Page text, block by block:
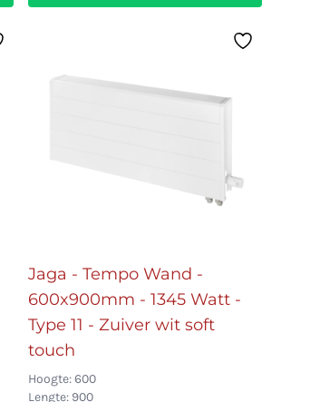
Jaga - Tempo Wand -
600x900mm - 1345 Watt -
Type 11 - Zuiver wit soft
touch
Hoogte: 600
Lengte: 900